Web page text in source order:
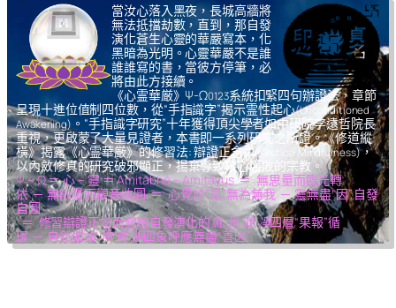
當汝心落入黑夜，長城高牆將
無法抵擋劫數，直到，那自發
演化蒼生心靈的華嚴寫本，化
黑暗為光明。心靈華嚴不是誰
誰誰寫的書，當彼方停筆，必
將由此方接續。
《心霊華厳》Ψ-Ω0123系統扣緊四句辦證法，章節
呈現十進位值制四位數，從“手指識字”揭示霊性起心(Unconditioned
Awakening) 。“手指識字研究”十年獲得頂尖學者如中研院李遠哲院長
重視，更啟蒙了大量見證者，本書即一系列研究之所證。《修道縱
橫》揭露《心霊華厳》的修習法: 辯證正念(Dialectical Mindfulness)，
以內斂修真的研究破邪顯正，揚棄導致核心腐敗的宗教。
Ψ – Ω ＝ 心 – 靈 ＝ Amitābhā – Amitāyus ＝ 無思量而臨光轉
依 ─ 無限量而觀音收圓 ＝ 心覺於“果”,無為無我 ─ 靈無盡“因”,自發
自圓
＝ 修習辯證正念而體驗自發演化的氣,光,我,凈四層“果報”循
環 ─ 自然如復,坤,乾,逅四象呼應無盡“善因”